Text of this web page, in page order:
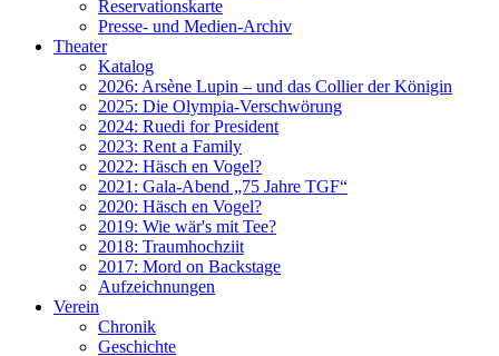
Reservationskarte
Presse- und Medien-Archiv
Theater
Katalog
2026: Arsène Lupin – und das Collier der Königin
2025: Die Olympia-Verschwörung
2024: Ruedi for President
2023: Rent a Family
2022: Häsch en Vogel?
2021: Gala-Abend „75 Jahre TGF“
2020: Häsch en Vogel?
2019: Wie wär's mit Tee?
2018: Traumhochziit
2017: Mord on Backstage
Aufzeichnungen
Verein
Chronik
Geschichte